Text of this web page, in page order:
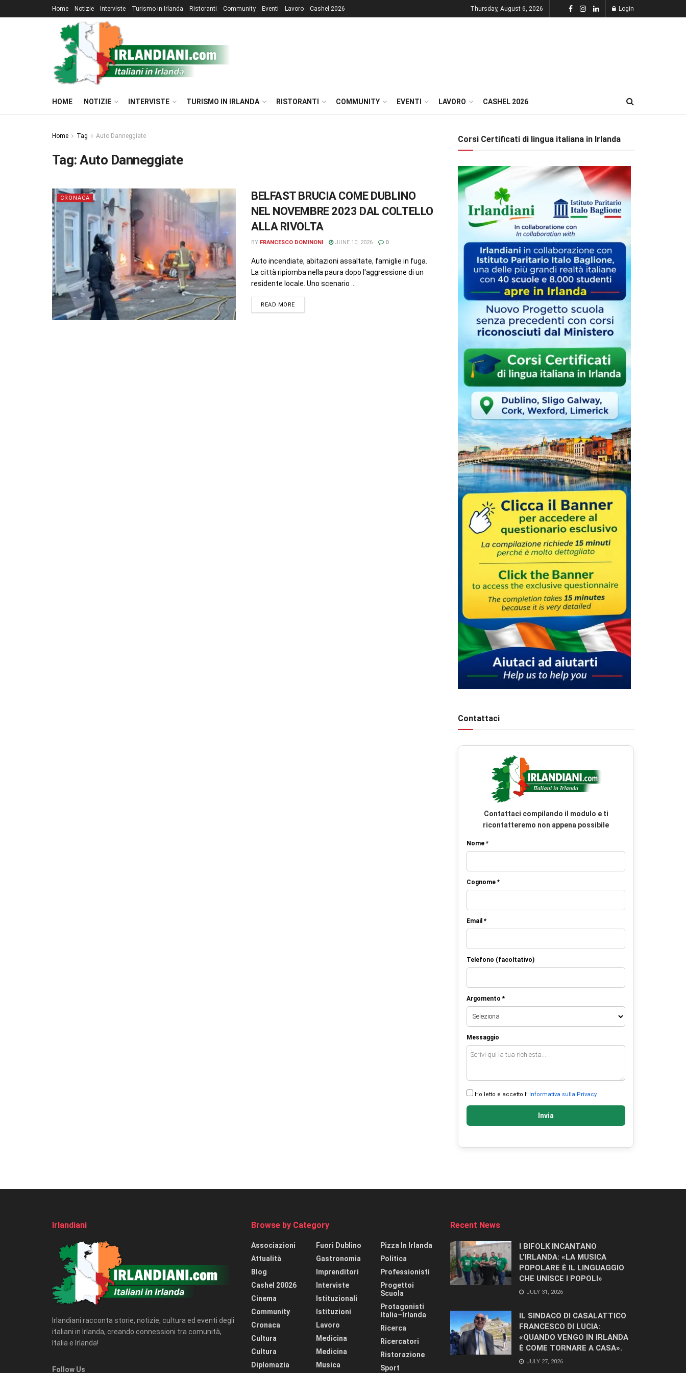
Home Notizie Interviste Turismo in Irlanda Ristoranti Community Eventi Lavoro Cashel 2026 Thursday, August 6, 2026 Login
HOME NOTIZIE INTERVISTE TURISMO IN IRLANDA RISTORANTI COMMUNITY EVENTI LAVORO CASHEL 2026
Home Tag Auto Danneggiate
Tag:Auto Danneggiate
CRONACA
BELFAST BRUCIA COME DUBLINO
NEL NOVEMBRE 2023 DAL COLTELLO
ALLA RIVOLTA
BY FRANCESCO DOMINONI JUNE 10, 2026 0
Auto incendiate, abitazioni assaltate, famiglie in fuga.
La città ripiomba nella paura dopo l'aggressione di un
residente locale. Uno scenario ...
READ MORE
Corsi Certificati di lingua italiana in Irlanda
Contattaci
Contattaci compilando il modulo e ti
ricontatteremo non appena possibile
Nome *
Cognome *
Email *
Telefono (facoltativo)
Argomento *
Messaggio
Ho letto e accetto l’ Informativa sulla Privacy
Invia
Irlandiani
Irlandiani racconta storie, notizie, cultura ed eventi degli
italiani in Irlanda, creando connessioni tra comunità,
Italia e Irlanda!
Follow Us
Browse by Category
Associazioni
Attualità
Blog
Cashel 20026
Cinema
Community
Cronaca
Cultura
Cultura
Diplomazia
Fuori Dublino
Gastronomia
Imprenditori
Interviste
Istituzionali
Istituzioni
Lavoro
Medicina
Medicina
Musica
Pizza In Irlanda
Politica
Professionisti
Progettoi
Scuola
Protagonisti
Italia–Irlanda
Ricerca
Ricercatori
Ristorazione
Sport
Recent News
I BIFOLK INCANTANO
L’IRLANDA: «LA MUSICA
POPOLARE È IL LINGUAGGIO
CHE UNISCE I POPOLI»
JULY 31, 2026
IL SINDACO DI CASALATTICO
FRANCESCO DI LUCIA:
«QUANDO VENGO IN IRLANDA
È COME TORNARE A CASA».
JULY 27, 2026